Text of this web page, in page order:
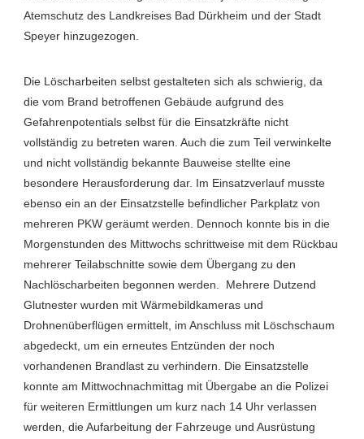
Atemschutz des Landkreises Bad Dürkheim und der Stadt
Speyer hinzugezogen.
Die Löscharbeiten selbst gestalteten sich als schwierig, da
die vom Brand betroffenen Gebäude aufgrund des
Gefahrenpotentials selbst für die Einsatzkräfte nicht
vollständig zu betreten waren. Auch die zum Teil verwinkelte
und nicht vollständig bekannte Bauweise stellte eine
besondere Herausforderung dar. Im Einsatzverlauf musste
ebenso ein an der Einsatzstelle befindlicher Parkplatz von
mehreren PKW geräumt werden. Dennoch konnte bis in die
Morgenstunden des Mittwochs schrittweise mit dem Rückbau
mehrerer Teilabschnitte sowie dem Übergang zu den
Nachlöscharbeiten begonnen werden. Mehrere Dutzend
Glutnester wurden mit Wärmebildkameras und
Drohnenüberflügen ermittelt, im Anschluss mit Löschschaum
abgedeckt, um ein erneutes Entzünden der noch
vorhandenen Brandlast zu verhindern. Die Einsatzstelle
konnte am Mittwochnachmittag mit Übergabe an die Polizei
für weiteren Ermittlungen um kurz nach 14 Uhr verlassen
werden, die Aufarbeitung der Fahrzeuge und Ausrüstung